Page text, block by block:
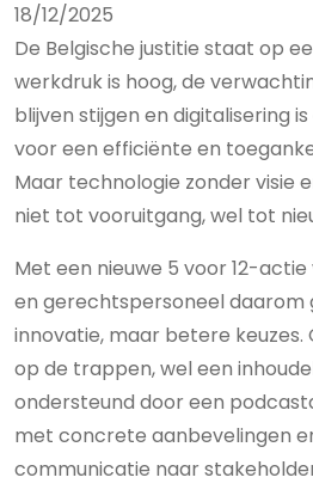
18/12/2025
De Belgische justitie staat op
werkdruk is hoog, de
blijven stijgen en digitalisering
voor een efficiënte en
Maar technologie zonder visie
niet tot vooruitgang, wel tot
Met een nieuwe 5 voor 12-
en gerechtspersoneel daarom
innovatie, maar betere keuzes.
op de trappen, wel een
ondersteund door een
met concrete aanbevelingen
communicatie naar